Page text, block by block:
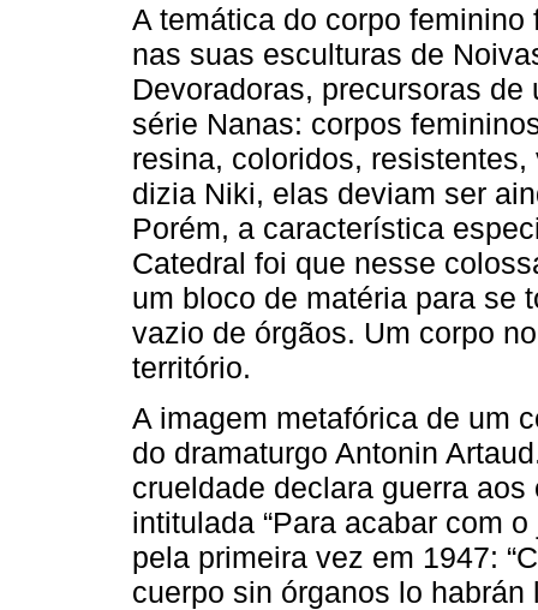
A temática do corpo
nas suas esculturas de
Devoradoras, precursoras
série Nanas: corpos
resina, coloridos,
dizia Niki, elas deviam ser
Porém, a característica
Catedral foi que nesse
um bloco de matéria para se
vazio de órgãos. Um corpo
território.
A imagem metafórica de um
do dramaturgo Antonin
crueldade declara guerra
intitulada “Para acabar com
pela primeira vez em 1947:
cuerpo sin órganos lo